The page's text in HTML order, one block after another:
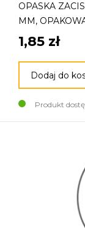
OPASKA
MM,
1,85 zł
Dodaj do
Produkt